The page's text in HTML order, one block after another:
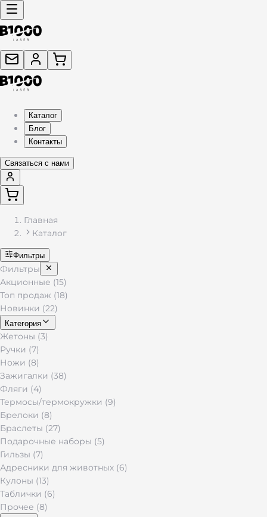
Каталог
Блог
Контакты
Связаться с нами
Главная
Каталог
Фильтры
Фильтры
Акционные (15)
Топ продаж (18)
Новинки (22)
Категория
Жетоны (3)
Ручки (7)
Ножи (8)
Зажигалки (38)
Фляги (4)
Термосы/термокружки (9)
Брелоки (8)
Браслеты (27)
Подарочные наборы (5)
Гильзы (7)
Адресники для животных (6)
Кулоны (13)
Таблички (6)
Прочее (8)